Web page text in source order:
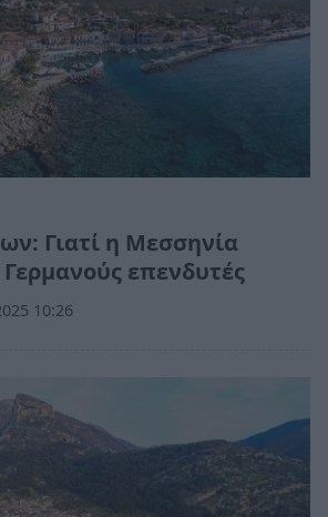
Γιατί η Μεσσηνία
Γερμανούς επενδυτές
10:26